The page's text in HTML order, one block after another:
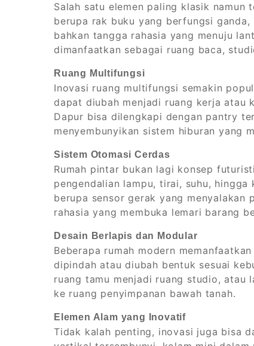
Salah satu elemen paling klasik
berupa rak buku yang berfungsi
bahkan tangga rahasia yang menuju
dimanfaatkan sebagai ruang baca,
Ruang Multifungsi
Inovasi ruang multifungsi semakin
dapat diubah menjadi ruang kerja atau
Dapur bisa dilengkapi dengan pantry
menyembunyikan sistem hiburan yang
Sistem Otomasi Cerdas
Rumah pintar bukan lagi konsep
pengendalian lampu, tirai, suhu,
berupa sensor gerak yang
rahasia yang membuka lemari barang
Desain Berlapis dan Modular
Beberapa rumah modern
dipindah atau diubah bentuk sesuai
ruang tamu menjadi ruang studio, atau
ke ruang penyimpanan bawah tanah.
Elemen Alam yang Inovatif
Tidak kalah penting, inovasi juga bisa